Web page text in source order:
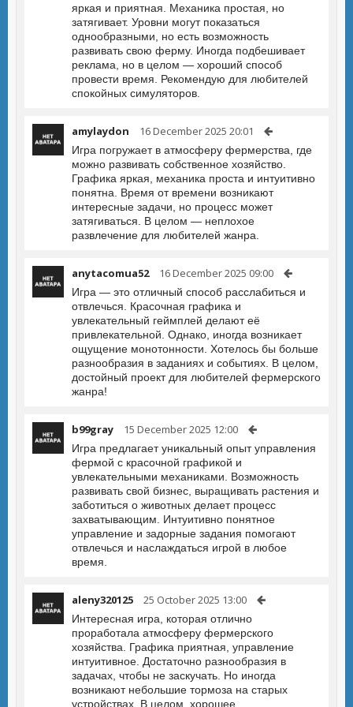
яркая и приятная. Механика простая, но
затягивает. Уровни могут показаться
однообразными, но есть возможность
развивать свою ферму. Иногда подбешивает
реклама, но в целом — хороший способ
провести время. Рекомендую для любителей
спокойных симуляторов.
amylaydon 16 December 2025 20:01
Игра погружает в атмосферу фермерства, где
можно развивать собственное хозяйство.
Графика яркая, механика проста и интуитивно
понятна. Время от времени возникают
интересные задачи, но процесс может
затягиваться. В целом — неплохое
развлечение для любителей жанра.
anytacomua52 16 December 2025 09:00
Игра — это отличный способ расслабиться и
отвлечься. Красочная графика и
увлекательный геймплей делают её
привлекательной. Однако, иногда возникает
ощущение монотонности. Хотелось бы больше
разнообразия в заданиях и событиях. В целом,
достойный проект для любителей фермерского
жанра!
b99gray 15 December 2025 12:00
Игра предлагает уникальный опыт управления
фермой с красочной графикой и
увлекательными механиками. Возможность
развивать свой бизнес, выращивать растения и
заботиться о животных делает процесс
захватывающим. Интуитивно понятное
управление и задорные задания помогают
отвлечься и наслаждаться игрой в любое
время.
aleny320125 25 October 2025 13:00
Интересная игра, которая отлично
проработала атмосферу фермерского
хозяйства. Графика приятная, управление
интуитивное. Достаточно разнообразия в
задачах, чтобы не заскучать. Но иногда
возникают небольшие тормоза на старых
устройствах. В целом, хорошее